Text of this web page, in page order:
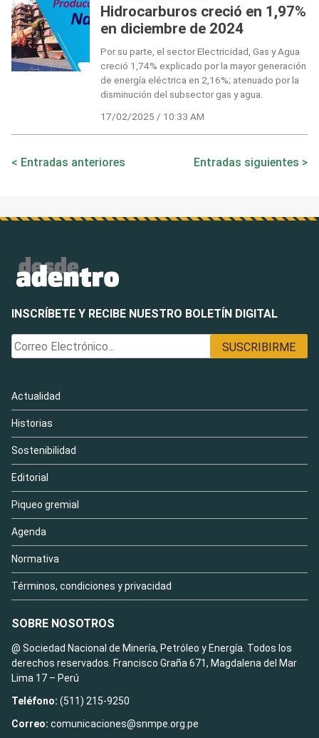
Hidrocarburos creció en 1,97%
en diciembre de 2024
Por su parte, el sector Electricidad, Gas y Agua
creció 1,74% explicado por la mayor generación
de energía eléctrica en 2,16%; atenuado por la
disminución del subsector gas y agua.
17/02/2025 / 10:33 AM
Navegación
Entradas anteriores Entradas siguientes
INSCRÍBETE Y RECIBE NUESTRO BOLETÍN DIGITAL
Actualidad
Historias
Sostenibilidad
Editorial
Piqueo gremial
Agenda
Normativa
Términos, condiciones y privacidad
SOBRE NOSOTROS
@ Sociedad Nacional de Minería, Petróleo y Energía. Todos los
derechos reservados. Francisco Graña 671, Magdalena del Mar
Lima 17 – Perú
Teléfono: (511) 215-9250
Correo: comunicaciones@snmpe.org.pe